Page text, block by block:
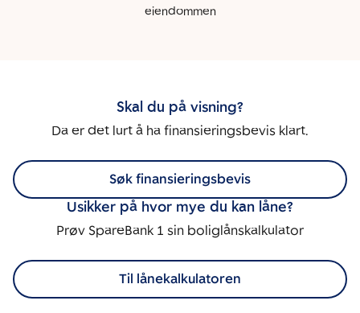
eiendommen
Skal du på visning?
Da er det lurt å ha finansieringsbevis klart.
Søk finansieringsbevis
Usikker på hvor mye du kan låne?
Prøv SpareBank 1 sin boliglånskalkulator
Til lånekalkulatoren